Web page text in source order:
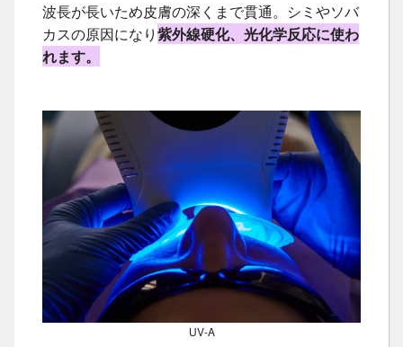
波長が長いため皮膚の深くまで貫通。シミやソバ
カスの原因になり紫外線硬化、光化学反応に使わ
れます。
UV-A